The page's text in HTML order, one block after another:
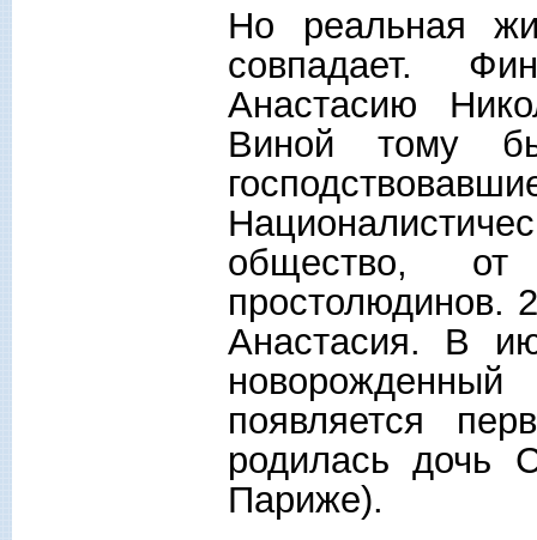
Но реальная
совпадает.
Анастасию
Виной тому
общество, от
простолюдинов.
Анастасия. В
появляется
родилась дочь
Париже).